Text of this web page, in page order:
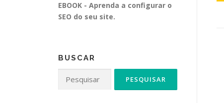
EBOOK - Aprenda a configurar o
SEO do seu site.
BUSCAR
por: